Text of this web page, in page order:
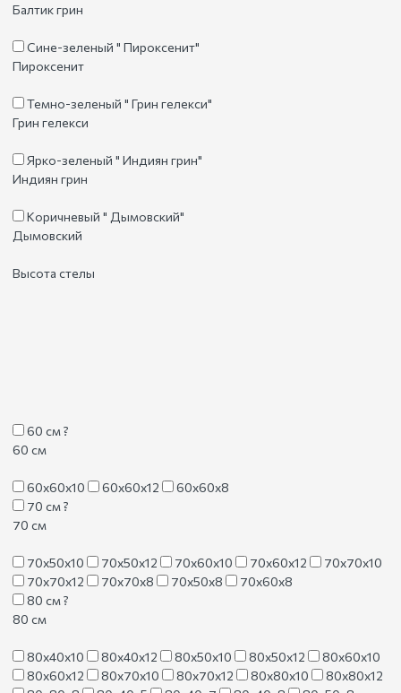
Балтик грин
Сине-зеленый " Пироксенит"
Пироксенит
Темно-зеленый " Грин гелекси"
Грин гелекси
Ярко-зеленый " Индиян грин"
Индиян грин
Коричневый " Дымовский"
Дымовский
Высота стелы
60 см?
60 см
60х60х10 60х60х12
60х60х8
70 см?
70 см
70х50х10 70х50х12 70х60х10 70х60х12
70х70х10
70х70х12
70х70х8 70х50х8
70х60х8
80 см?
80 см
80х40х10 80х40х12 80х50х10 80х50х12
80х60х10
80х60х12
80х70х10 80х70х12 80х80х10
80х80х12